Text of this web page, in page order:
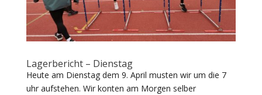
Lagerbericht – Dienstag
Heute am Dienstag dem 9. April musten wir um die 7
uhr aufstehen. Wir konten am Morgen selber